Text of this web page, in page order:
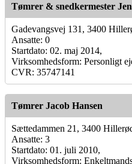
Tømrer & snedkermester
Gadevangsvej 131, 3400
Ansatte: 0
Startdato: 02. maj 2014,
Virksomhedsform: Personligt
CVR: 35747141
Tømrer Jacob Hansen
Sættedammen 21, 3400
Ansatte: 3
Startdato: 01. juli 2010,
Virksomhedsform: